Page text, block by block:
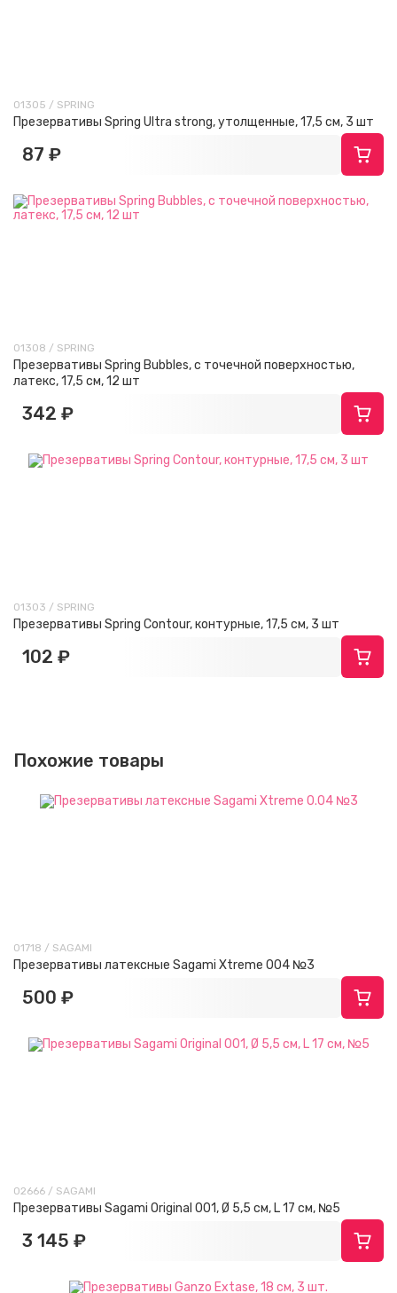
01305 / SPRING
Презервативы Spring Ultra strong, утолщенные, 17,5 см, 3 шт
87 ₽
01308 / SPRING
Презервативы Spring Bubbles, с точечной поверхностью,
латекс, 17,5 см, 12 шт
342 ₽
01303 / SPRING
Презервативы Spring Contour, контурные, 17,5 см, 3 шт
102 ₽
Похожие товары
01718 / SAGAMI
Презервативы латексные Sagami Xtreme 004 №3
500 ₽
02666 / SAGAMI
Презервативы Sagami Original 001, Ø 5,5 см, L 17 см, №5
3 145 ₽